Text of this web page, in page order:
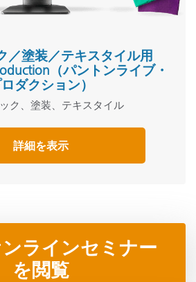
／塗装／テキスタイル用
（パントンライブ・
ダクション）
ク、塗装、テキスタイル
詳細を表示
ラインセミナー
を閲覧